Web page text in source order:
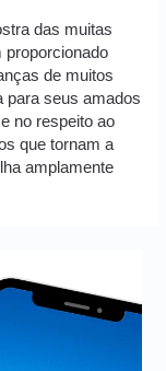
das muitas
proporcionado
de muitos
para seus amados
no respeito ao
que tornam a
amplamente